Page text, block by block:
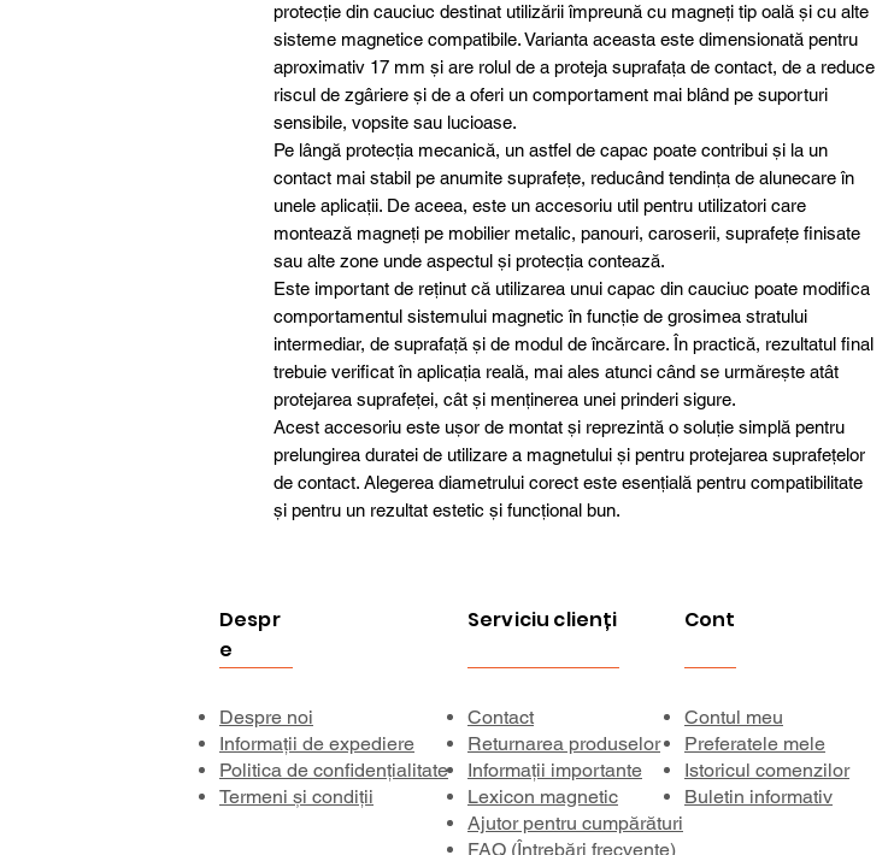
protecție din cauciuc destinat utilizării împreună cu magneți tip oală și cu alte
sisteme magnetice compatibile. Varianta aceasta este dimensionată pentru
aproximativ 17 mm și are rolul de a proteja suprafața de contact, de a reduce
riscul de zgâriere și de a oferi un comportament mai blând pe suporturi
sensibile, vopsite sau lucioase.
Pe lângă protecția mecanică, un astfel de capac poate contribui și la un
contact mai stabil pe anumite suprafețe, reducând tendința de alunecare în
unele aplicații. De aceea, este un accesoriu util pentru utilizatori care
montează magneți pe mobilier metalic, panouri, caroserii, suprafețe finisate
sau alte zone unde aspectul și protecția contează.
Este important de reținut că utilizarea unui capac din cauciuc poate modifica
comportamentul sistemului magnetic în funcție de grosimea stratului
intermediar, de suprafață și de modul de încărcare. În practică, rezultatul final
trebuie verificat în aplicația reală, mai ales atunci când se urmărește atât
protejarea suprafeței, cât și menținerea unei prinderi sigure.
Acest accesoriu este ușor de montat și reprezintă o soluție simplă pentru
prelungirea duratei de utilizare a magnetului și pentru protejarea suprafețelor
de contact. Alegerea diametrului corect este esențială pentru compatibilitate
și pentru un rezultat estetic și funcțional bun.
Despr
e
Despre noi
Informații de expediere
Politica de confidențialitate
Termeni și condiții
Serviciu clienți
Contact
Returnarea produselor
Informații importante
Lexicon magnetic
Ajutor pentru cumpărături
FAQ (Întrebări frecvente)
Cont
Contul meu
Preferatele mele
Istoricul comenzilor
Buletin informativ